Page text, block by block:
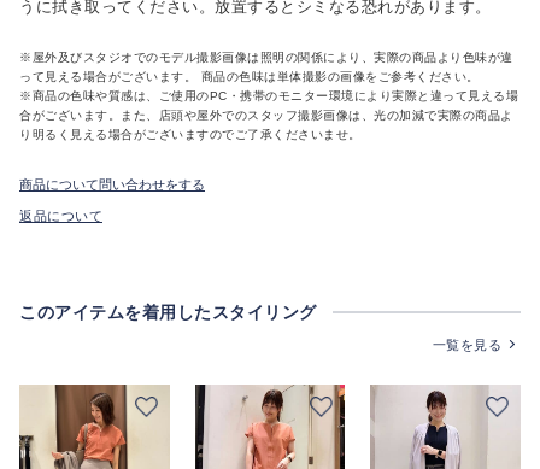
うに拭き取ってください。放置するとシミなる恐れがあります。
※屋外及びスタジオでのモデル撮影画像は照明の関係により、実際の商品より色味が違
って見える場合がございます。 商品の色味は単体撮影の画像をご参考ください。
※商品の色味や質感は、ご使用のPC・携帯のモニター環境により実際と違って見える場
合がございます。また、店頭や屋外でのスタッフ撮影画像は、光の加減で実際の商品よ
り明るく見える場合がございますのでご了承くださいませ。
商品について問い合わせをする
返品について
このアイテムを着用したスタイリング
一覧を見る